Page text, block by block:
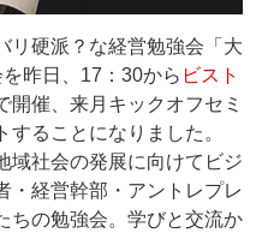
リ硬派？な経営勉強会「大
昨日、17：30から ビスト
開催、来月キックオフセミ
ることになりました。
域社会の発展に向けてビジ
・経営幹部・アントレプレ
ちの勉強会。学びと交流か